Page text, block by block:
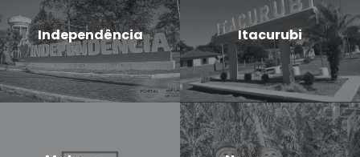
Independência Itacurubi